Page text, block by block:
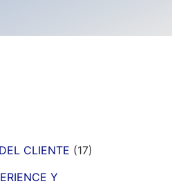
CLIENTE (17)
Y